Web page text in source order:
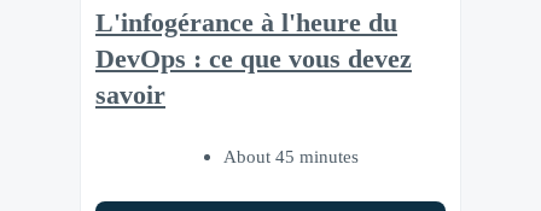
L'infogérance à l'heure du
DevOps : ce que vous devez
savoir
About 45 minutes